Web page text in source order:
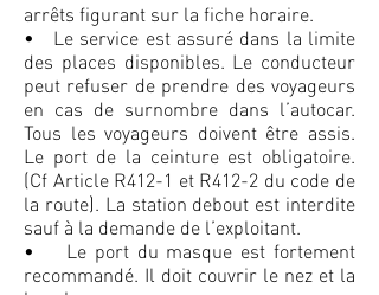
arrêts figurant sur la fiche horaire.
• Le service est assuré dans la limite
des places disponibles. Le conducteur
peut refuser de prendre des voyageurs
en cas de surnombre dans l’autocar.
Tous les voyageurs doivent être assis.
Le port de la ceinture est obligatoire.
(Cf Article R412-1 et R412-2 du code de
la route). La station debout est interdite
sauf à la demande de l’exploitant.
• Le port du masque est fortement
recommandé. Il doit couvrir le nez et la